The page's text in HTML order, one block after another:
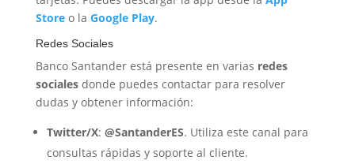
Storeo la Google Play.
Redes Sociales
Banco Santander está presente en varias redes
socialesdonde puedes contactar para resolver
dudas y obtener información:
Twitter/X: @SantanderES. Utiliza este canal para
consultas rápidas y soporte al cliente.